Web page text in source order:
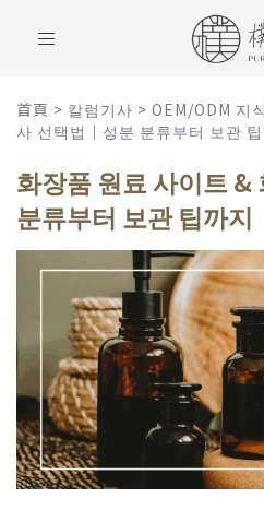
Toggle
首頁 > 칼럼기사 > OEM/ODM 지식
사 선택법｜성분 분류부터 보관
화장품 원료 사이트 &
분류부터 보관 팁까지